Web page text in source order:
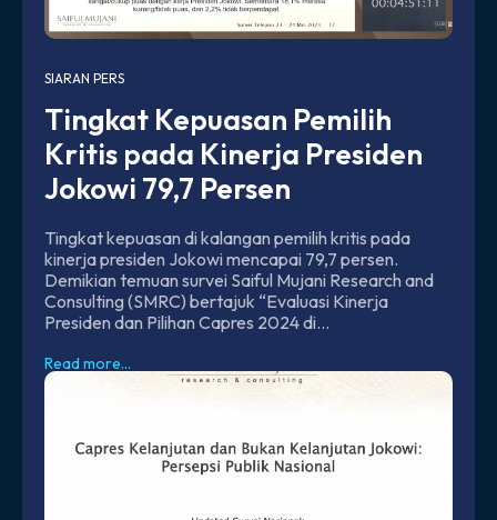
SIARAN PERS
Tingkat Kepuasan Pemilih
Kritis pada Kinerja Presiden
Jokowi 79,7 Persen
Tingkat kepuasan di kalangan pemilih kritis pada
kinerja presiden Jokowi mencapai 79,7 persen.
Demikian temuan survei Saiful Mujani Research and
Consulting (SMRC) bertajuk “Evaluasi Kinerja
Presiden dan Pilihan Capres 2024 di...
Read more...